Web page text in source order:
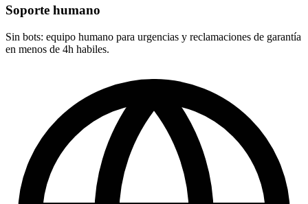
Soporte humano
Sin bots: equipo humano para urgencias y reclamaciones de garantía
en menos de 4h habiles.